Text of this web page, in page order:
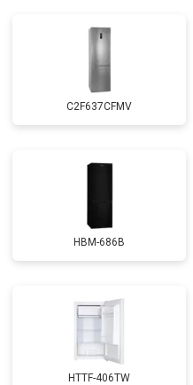
C2F637CFMV
HBM-686B
HTTF-406TW